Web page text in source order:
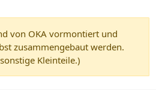
von OKA vormontiert und
zusammengebaut werden.
Kleinteile.)